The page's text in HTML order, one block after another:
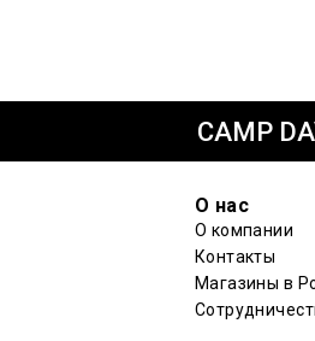
CAMP
О нас
О компании
Контакты
Магазины в